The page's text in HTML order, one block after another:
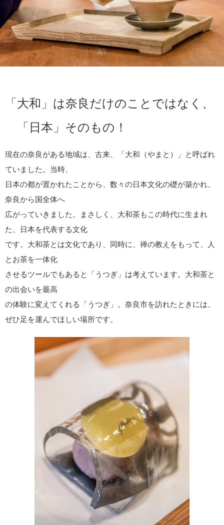
「大和」は奈良だけのことではなく、
「日本」そのもの！
現在の奈良がある地域は、古来、「大和（やまと）」と呼ばれ
ていました。当時、
日本の都が置かれたことから、数々の日本文化の礎が築かれ、
奈良から国全体へ
広がっていきました。まさしく、大和茶もこの時代に生まれ
た、日本を代表する文化
です。大和茶とは文化であり、同時に、禅の教えをもって、人
とお茶を一体化
させるツールでもあると「うつぎ」は考えています。大和茶と
の出会いを最高
の体験に変えてくれる「うつぎ」。奈良市を訪れたときには、
ぜひ足を運んでほしい場所です。